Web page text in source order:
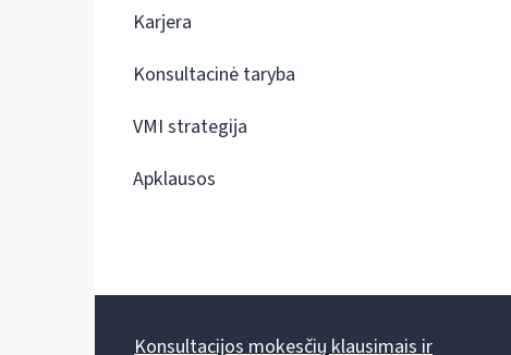
Karjera
Konsultacinė taryba
VMI strategija
Apklausos
Konsultacijos mokesčių klausimais ir